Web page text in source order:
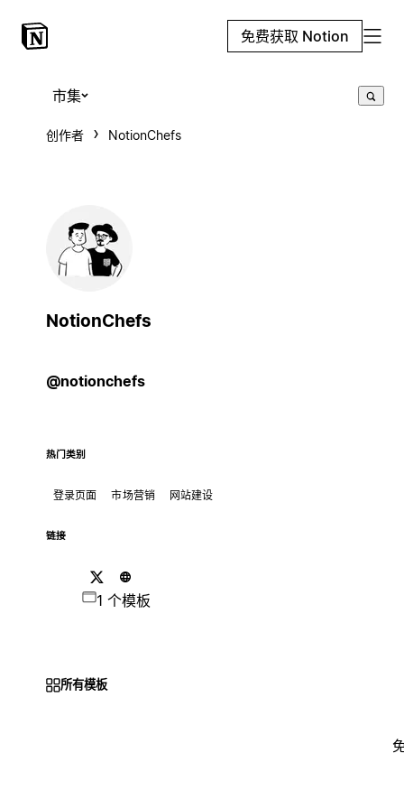
免费获取 Notion
市集
创作者 NotionChefs
NotionChefs
@notionchefs
热门类别
登录页面 市场营销 网站建设
链接
1 个模板
所有模板